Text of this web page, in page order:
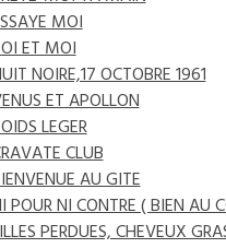
MOI
ET MOI
NOIRE,17 OCTOBRE 1961
ET APOLLON
LEGER
CLUB
AU GITE
POUR NI CONTRE ( BIEN AU
PERDUES, CHEVEUX